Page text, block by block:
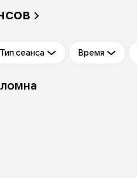
Тип сеанса Время